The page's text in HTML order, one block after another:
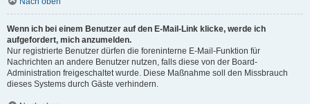
Wenn ich bei einem Benutzer auf den E-Mail-Link klicke, werde ich
aufgefordert, mich anzumelden.
Nur registrierte Benutzer dürfen die foreninterne E-Mail-Funktion für
Nachrichten an andere Benutzer nutzen, falls diese von der Board-
Administration freigeschaltet wurde. Diese Maßnahme soll den Missbrauch
dieses Systems durch Gäste verhindern.